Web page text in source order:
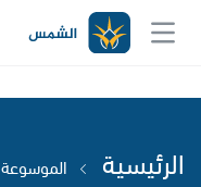
الرئيسية الموسوعة